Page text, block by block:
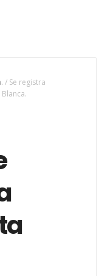
/ Se registra